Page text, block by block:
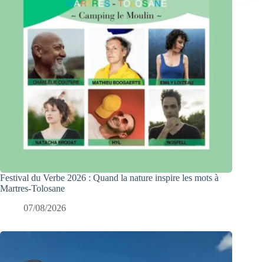
Festival du Verbe 2026 : Quand la nature inspire les mots à
Martres-Tolosane
07/08/2026